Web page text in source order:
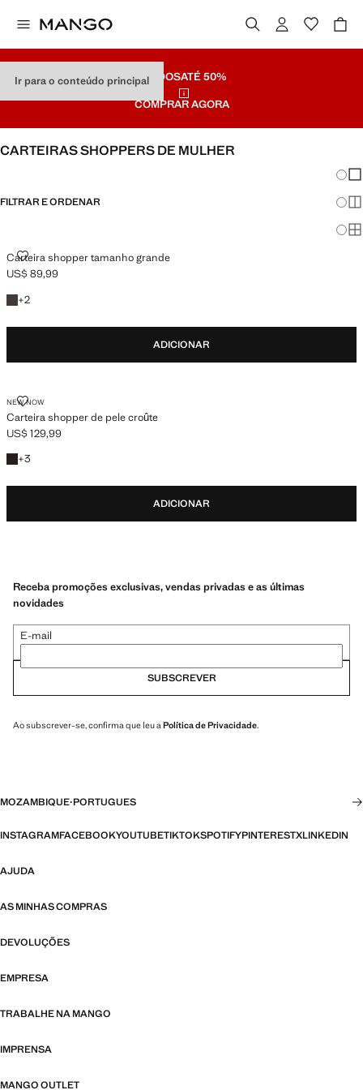
Ir para o conteúdo principalSALDOSATÉ 50%
COMPRAR AGORA
CARTEIRAS SHOPPERS DE MULHER
FILTRAR E ORDENAR
Carteira shopper tamanho grande
CARTEIRA SHOPPER TAMANHO GRANDE
Preço atual [US$ 89,99 ]
US$ 89,99
+2
+2 cores
ADICIONAR
NEW NOW
Carteira shopper de pele croûte
CARTEIRA SHOPPER DE PELE CROÛTE
Preço atual [US$ 129,99 ]
US$ 129,99
+3
+3 cores
ADICIONAR
Receba promoções exclusivas, vendas privadas e as últimas
novidades
E-mail
SUBSCREVER
Ao subscrever-se, confirma que leu a Política de Privacidade.
MOZAMBIQUE·PORTUGUES
INSTAGRAMFACEBOOKYOUTUBETIKTOKSPOTIFYPINTERESTXLINKEDIN
AJUDA
AS MINHAS COMPRAS
DEVOLUÇÕES
EMPRESA
TRABALHE NA MANGO
IMPRENSA
MANGO OUTLET